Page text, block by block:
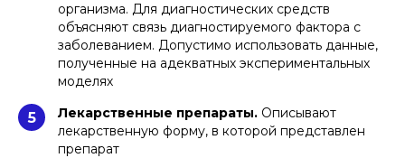
организма. Для диагностических средств
объясняют связь диагностируемого фактора с
заболеванием. Допустимо использовать данные,
полученные на адекватных экспериментальных
моделях
5 Лекарственные препараты. Описывают
лекарственную форму, в которой представлен
препарат